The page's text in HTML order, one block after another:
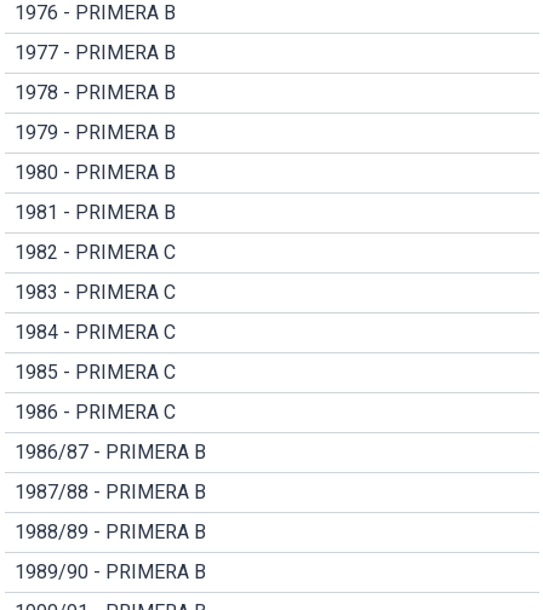
1976 - PRIMERA B
1977 - PRIMERA B
1978 - PRIMERA B
1979 - PRIMERA B
1980 - PRIMERA B
1981 - PRIMERA B
1982 - PRIMERA C
1983 - PRIMERA C
1984 - PRIMERA C
1985 - PRIMERA C
1986 - PRIMERA C
1986/87 - PRIMERA B
1987/88 - PRIMERA B
1988/89 - PRIMERA B
1989/90 - PRIMERA B